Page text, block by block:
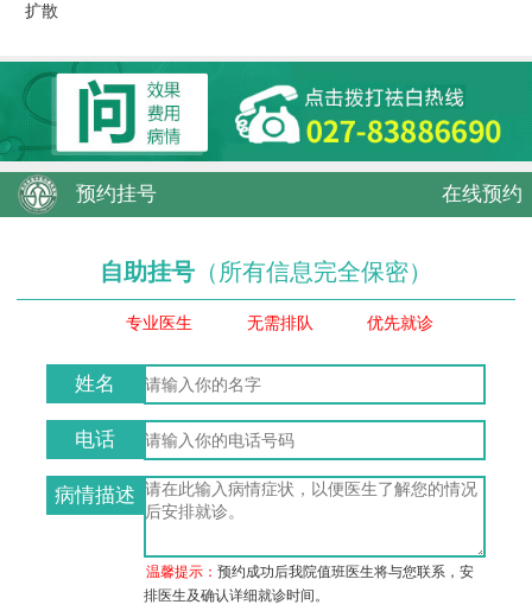
扩散
预约挂号 在线预约
自助挂号 （所有信息完全保密）
专业医生 无需排队 优先就诊
姓名
电话
病情描述
温馨提示：预约成功后我院值班医生将与您联系，安
排医生及确认详细就诊时间。